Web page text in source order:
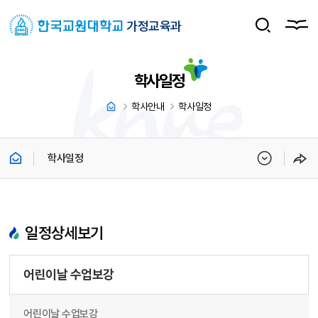
가정교육과
학사일정
학사안내 학사일정
학사일정
일정상세보기
어린이날 수업보강
어린이날 수업보강